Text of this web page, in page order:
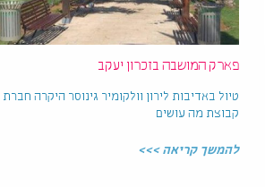
פארק המושבה בזכרון יעקב
טיול באדיבות לירון וולקומיר גינוסר היקרה חברת
קבוצת מה עושים
להמשך קריאה >>>